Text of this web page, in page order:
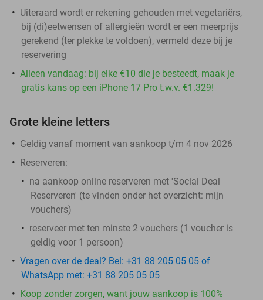
Uiteraard wordt er rekening gehouden met vegetariërs,
bij (di)eetwensen of allergieën wordt er een meerprijs
gerekend (ter plekke te voldoen), vermeld deze bij je
reservering
Alleen vandaag: bij elke €10 die je besteedt, maak je
gratis kans op een iPhone 17 Pro t.w.v. €1.329!
Grote kleine letters
Geldig vanaf moment van aankoop t/m 4 nov 2026
Reserveren:
na aankoop online reserveren met 'Social Deal
Reserveren' (te vinden onder het overzicht: mijn
vouchers)
reserveer met ten minste 2 vouchers (1 voucher is
geldig voor 1 persoon)
Vragen over de deal? Bel: +31 88 205 05 05 of
WhatsApp met: +31 88 205 05 05
Koop zonder zorgen, want jouw aankoop is 100%